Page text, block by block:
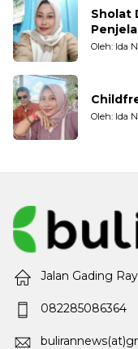
Sholat
Oleh: Ida
Oleh: Ida
Jalan Gading
082285086364